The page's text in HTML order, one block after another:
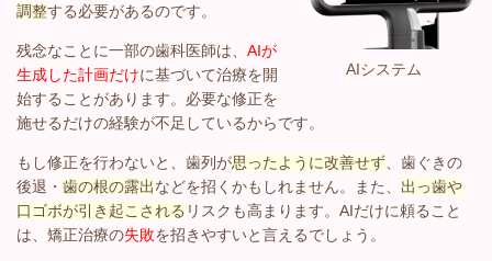
AIシステム
調整する必要があるのです。
残念なことに一部の歯科医師は、 AIが
生成した計画だけに基づいて治療を開
始することがあります。必要な修正を
施せるだけの経験が不足しているからです。
もし修正を行わないと、歯列が思ったように改善せず 、歯ぐきの
後退・ 歯の根の露出などを招くかもしれません。また、 出っ歯や
口ゴボが引き起こされる リスクも高まります。AIだけに頼ること
は、矯正治療の失敗を招きやすいと言えるでしょう。